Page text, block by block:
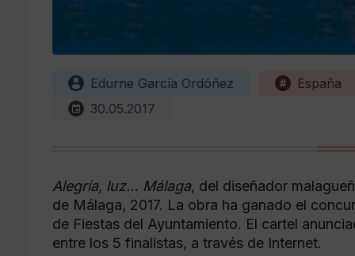
Edurne García Ordóñez
España
30.05.2017
Alegría, luz… Málaga, del diseñador
de Málaga, 2017. La obra ha ganado el
de Fiestas del Ayuntamiento. El cartel
entre los 5 finalistas, a través de Internet.